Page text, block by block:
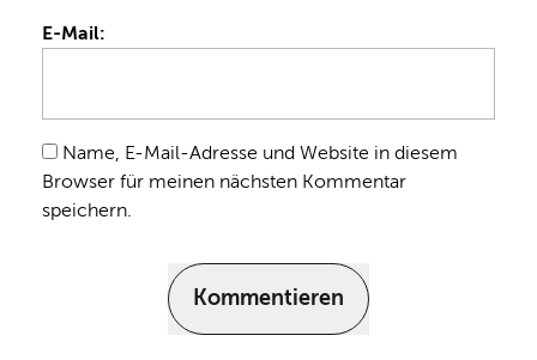
E-Mail:
Name, E-Mail-Adresse und Website in diesem
Browser für meinen nächsten Kommentar
speichern.
Kommentieren